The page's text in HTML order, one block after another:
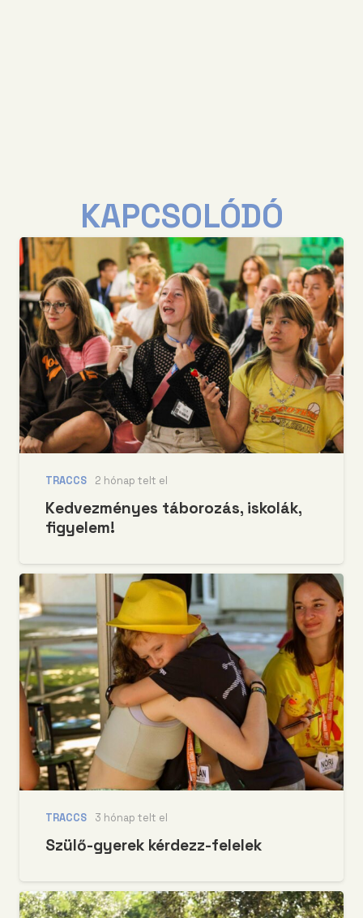
KAPCSOLÓDÓ
TRACCS 2 hónap telt el
Kedvezményes táborozás, iskolák,
figyelem!
TRACCS 3 hónap telt el
Szülő-gyerek kérdezz-felelek